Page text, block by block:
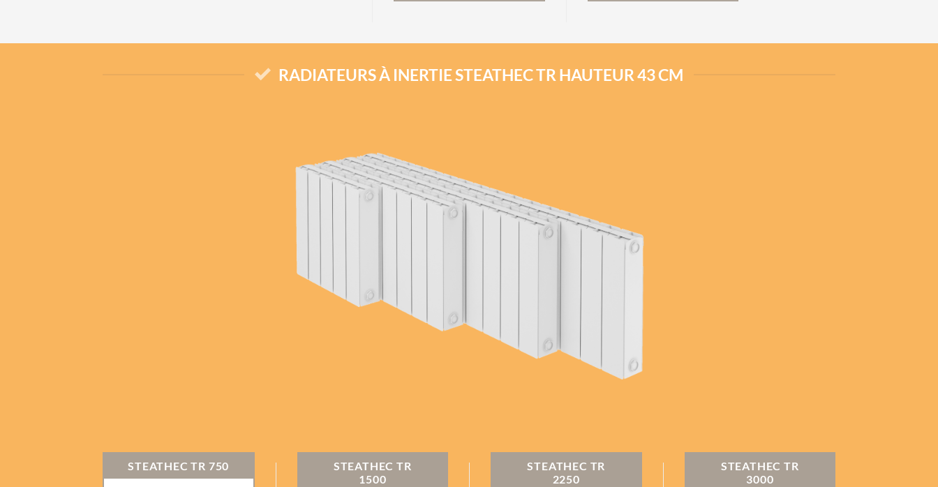
RADIATEURS À INERTIE STEATHEC TR HAUTEUR 43 CM
STEATHEC TR 750
STEATHEC TR
1500
STEATHEC TR
2250
STEATHEC TR
3000